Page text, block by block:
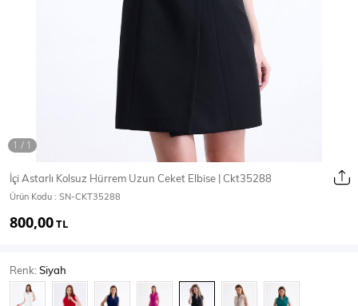
Mont & Kaban Yağmurluk
T-Shirt
İçi Astarlı Kolsuz Hürrem Uzun Ceket Elbise | Ckt35288
Ürün Kodu : SN-CKT35288
800,00TL
Renk:Siyah